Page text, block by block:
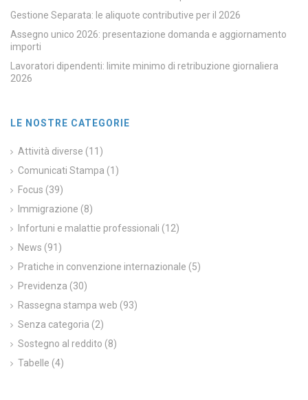
Gestione Separata: le aliquote contributive per il 2026
Assegno unico 2026: presentazione domanda e aggiornamento
importi
Lavoratori dipendenti: limite minimo di retribuzione giornaliera
2026
LE NOSTRE CATEGORIE
Attività diverse (11)
Comunicati Stampa (1)
Focus (39)
Immigrazione (8)
Infortuni e malattie professionali (12)
News (91)
Pratiche in convenzione internazionale (5)
Previdenza (30)
Rassegna stampa web (93)
Senza categoria (2)
Sostegno al reddito (8)
Tabelle (4)